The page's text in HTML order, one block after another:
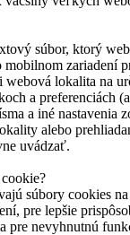
súbor, ktorý
mobilnom zariadení
lokalita na
a preferenciách
a iné nastavenia
alebo
uvádzať.
súbory cookies na
pre lepšie
pre nevyhnutnú